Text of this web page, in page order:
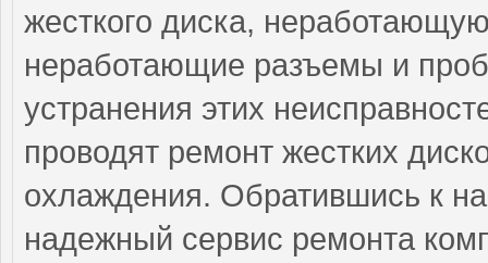
жесткого диска,
неработающие разъемы и
устранения этих
проводят ремонт жестких
охлаждения. Обратившись к
надежный сервис ремонта